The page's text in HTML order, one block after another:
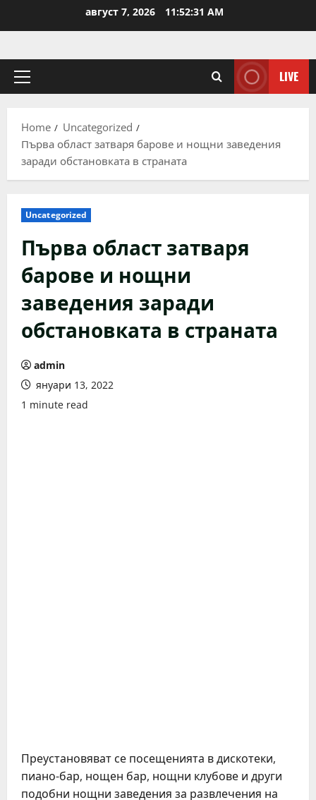
август 7, 2026 11:52:31 AM
Primary
LIVE
Home
Uncategorized
Първа област затваря барове и нощни заведения
заради обстановката в страната
Uncategorized
Първа област затваря
барове и нощни
заведения заради
обстановката в страната
admin
януари 13, 2022
1 minute read
Преустановяват се посещенията в дискотеки,
пиано-бар, нощен бар, нощни клубове и други
подобни нощни заведения за развлечения на